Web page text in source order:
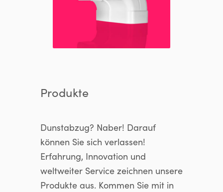
Produkte
Dunstabzug? Naber! Darauf
können Sie sich verlassen!
Erfahrung, Innovation und
weltweiter Service zeichnen unsere
Produkte aus. Kommen Sie mit in